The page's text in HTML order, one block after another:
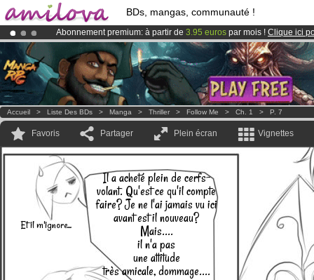
BDs, mangas, communauté !
Abonnement premium: à partir de 3.95 euros par mois ! Clique ici
LeKickstarter Amilova est désormais lancé!.
Déjà 100000membreset 1000BDs & Mangas!
Accueil > Liste Des BDs > Manga > Thriller > Follow Me > Ch. 1 > P. 7
Favoris Partager Plein écran Vignettes
Et il m'ignore...
Il a acheté plein de cerfs-
volant. Qu'est ce qu'il compte
faire? Je ne l'ai jamais vu ici
avant est il nouveau?
Mais....
il n'a pas
une attitude
très amicale, dommage....